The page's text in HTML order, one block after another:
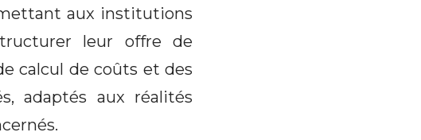
aux institutions
leur offre de
calcul de coûts et des
adaptés aux réalités